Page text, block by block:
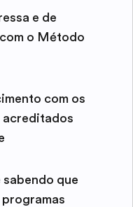
e de
o Método
com os
acreditados
que